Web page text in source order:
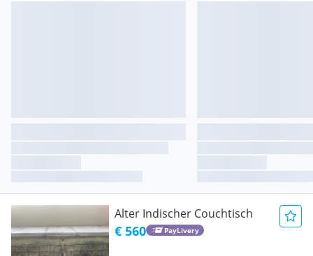
Alter Indischer Couchtisch
€ 560 PayLivery